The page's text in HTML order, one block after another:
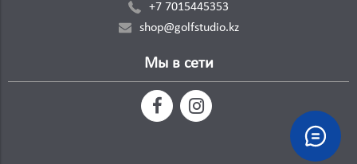
+7 7015445353
shop@golfstudio.kz
Мы в сети